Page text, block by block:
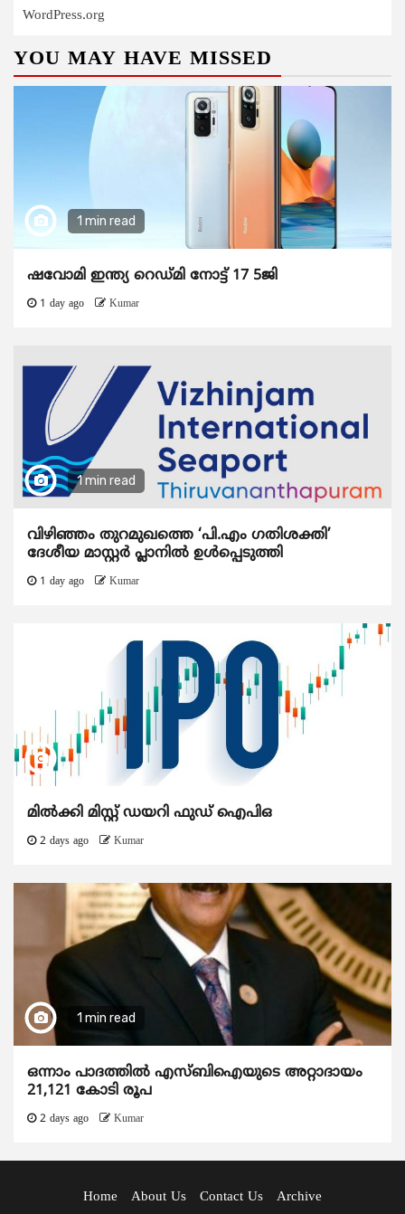
WordPress.org
YOU MAY HAVE MISSED
1 min read
ഷവോമി ഇന്ത്യ റെഡ്മി നോട്ട് 17 5ജി
1 day ago Kumar
1 min read
വിഴിഞ്ഞം തുറമുഖത്തെ ‘പി.എം ഗതിശക്തി’
ദേശീയ മാസ്റ്റർ പ്ലാനിൽ ഉൾപ്പെടുത്തി
1 day ago Kumar
മിൽക്കി മിസ്റ്റ് ഡയറി ഫുഡ് ഐപിഒ
2 days ago Kumar
1 min read
ഒന്നാം പാദത്തിൽ എസ്ബിഐയുടെ അറ്റാദായം
21,121 കോടി രൂപ
2 days ago Kumar
Home About Us Contact Us Archive